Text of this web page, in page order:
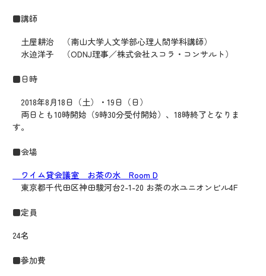
■講師
土屋耕治 （南山大学人文学部心理人間学科講師）
水迫洋子 （ODNJ理事／株式会社スコラ・コンサルト）
■日時
2018年8月18日（土）・19日（日）
両日とも10時開始（9時30分受付開始）、18時終了となりま
す。
■会場
ワイム貸会議室 お茶の水 Room D
東京都千代田区神田駿河台2-1-20 お茶の水ユニオンビル4F
■定員
24名
■参加費